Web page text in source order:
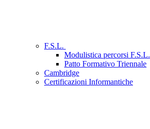
F.S.L.
Modulistica percorsi F.S.L.
Patto Formativo Triennale
Cambridge
Certificazioni Informantiche